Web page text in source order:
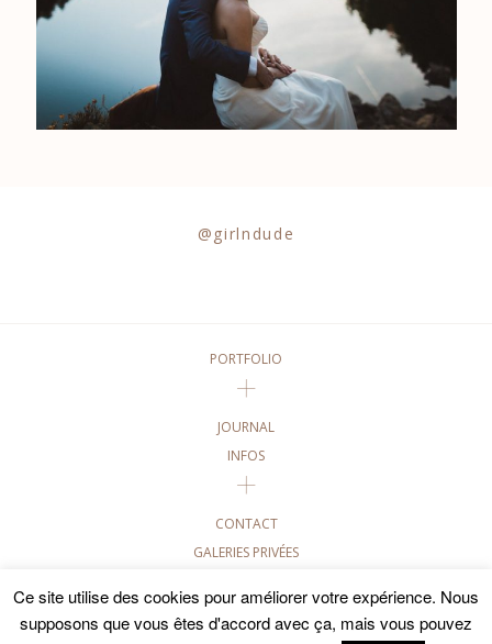
@girlndude
PORTFOLIO
JOURNAL
INFOS
CONTACT
GALERIES PRIVÉES
©2020 GIRL AND DUDE PHOTOGRAPHIES • TOUTES LES
PHOTOGRAPHIES DE CE SITE SONT SOUMISES AUX DROITS
D'AUTEUR
Ce site utilise des cookies pour améliorer votre expérience. Nous
supposons que vous êtes d'accord avec ça, mais vous pouvez